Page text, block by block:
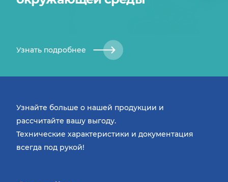
Узнать подробнее
Узнайте больше о нашей продукции и
рассчитайте вашу выгоду.
Технические характеристики и документация
всегда под рукой!